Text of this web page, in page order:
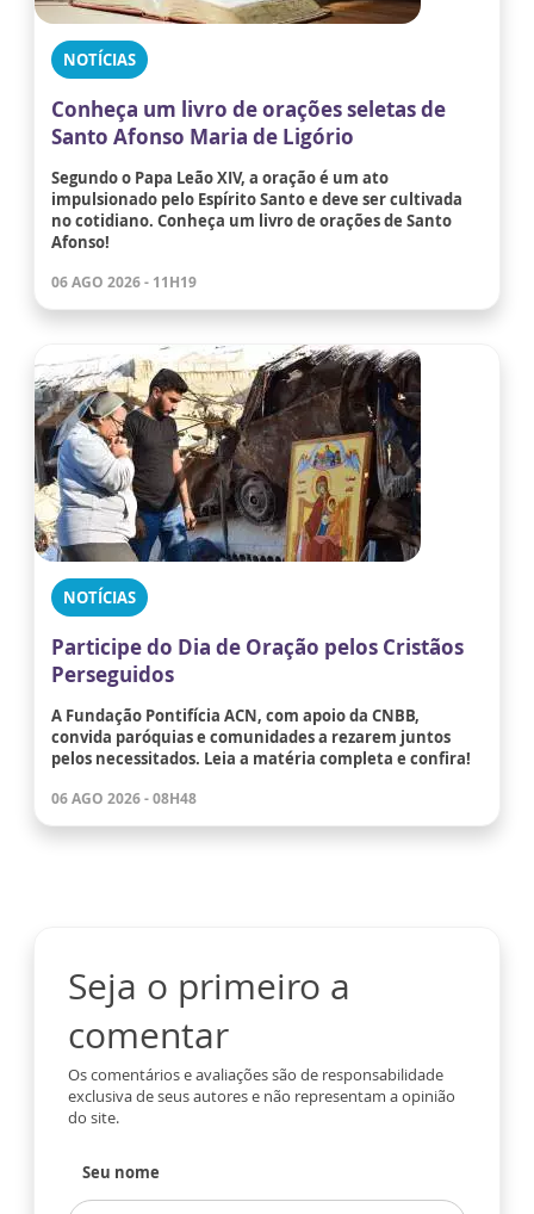
NOTÍCIAS
Conheça um livro de orações seletas de
Santo Afonso Maria de Ligório
Segundo o Papa Leão XIV, a oração é um ato
impulsionado pelo Espírito Santo e deve ser cultivada
no cotidiano. Conheça um livro de orações de Santo
Afonso!
06 AGO 2026 - 11H19
NOTÍCIAS
Participe do Dia de Oração pelos Cristãos
Perseguidos
A Fundação Pontifícia ACN, com apoio da CNBB,
convida paróquias e comunidades a rezarem juntos
pelos necessitados. Leia a matéria completa e confira!
06 AGO 2026 - 08H48
Seja o primeiro a
comentar
Os comentários e avaliações são de responsabilidade
exclusiva de seus autores e não representam a opinião
do site.
Seu nome